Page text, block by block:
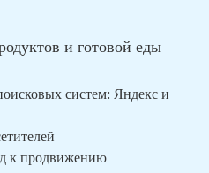
систем: Яндекс и
к продвижению